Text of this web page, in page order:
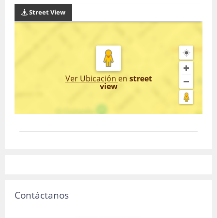
Street View
Ver Ubicación en street
view
Contáctanos